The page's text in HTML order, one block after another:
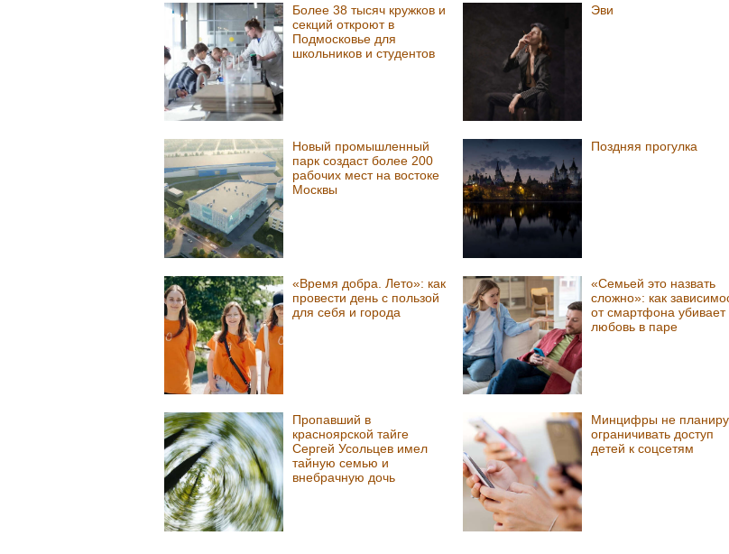
Более 38 тысяч кружков и
секций откроют в
Подмосковье для
школьников и студентов
Эви
Новый промышленный
парк создаст более 200
рабочих мест на востоке
Москвы
Поздняя прогулка
«Время добра. Лето»: как
провести день с пользой
для себя и города
«Семьей это назвать
сложно»: как
от смартфона убивает
любовь в паре
Пропавший в
красноярской тайге
Сергей Усольцев имел
тайную семью и
внебрачную дочь
Минцифры не
ограничивать доступ
детей к соцсетям